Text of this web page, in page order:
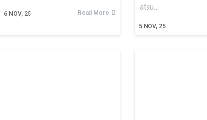
6 NOV, 25 Read More
5 NOV, 25
atau…